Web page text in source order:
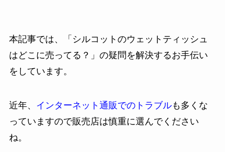
本記事では、「シルコットのウェットティッシュ
はどこに売ってる？」の疑問を解決するお手伝い
をしています。
近年、 インターネット通販でのトラブルも多くな
っていますので販売店は慎重に選んでください
ね。